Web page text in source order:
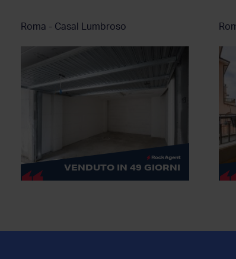
Roma - Casal Lumbroso
VENDUTO IN 49 GIORNI